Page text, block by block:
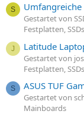
S Umfangreiche
Gestartet von
Festplatten,
J Latitude
Gestartet von
Festplatten,
S ASUS TUF
Gestartet von
Mainboards